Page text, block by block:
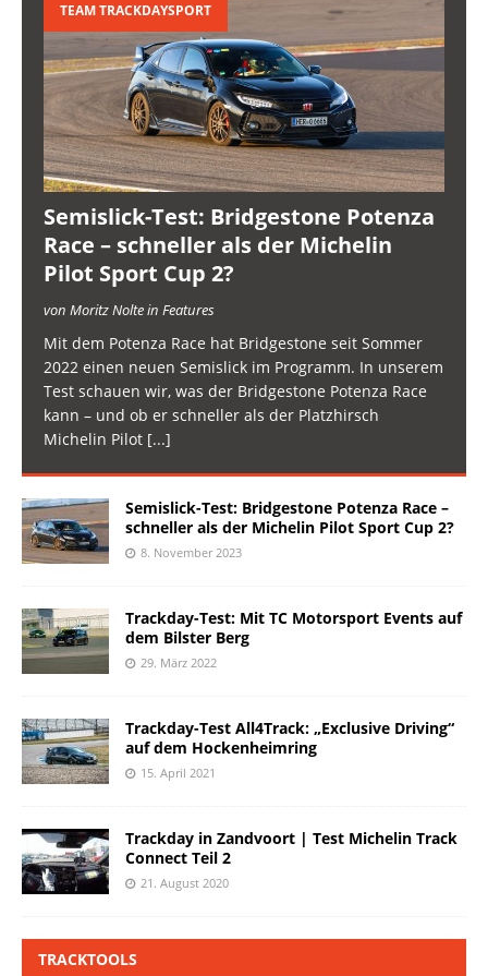
TEAM TRACKDAYSPORT
Semislick-Test: Bridgestone Potenza
Race – schneller als der Michelin
Pilot Sport Cup 2?
von Moritz Nolte in Features
Mit dem Potenza Race hat Bridgestone seit Sommer
2022 einen neuen Semislick im Programm. In unserem
Test schauen wir, was der Bridgestone Potenza Race
kann – und ob er schneller als der Platzhirsch
Michelin Pilot [...]
Semislick-Test: Bridgestone Potenza Race –
schneller als der Michelin Pilot Sport Cup 2?
8. November 2023
Trackday-Test: Mit TC Motorsport Events auf
dem Bilster Berg
29. März 2022
Trackday-Test All4Track: „Exclusive Driving“
auf dem Hockenheimring
15. April 2021
Trackday in Zandvoort | Test Michelin Track
Connect Teil 2
21. August 2020
TRACKTOOLS